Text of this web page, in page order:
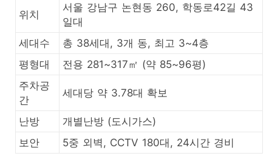
위치
서울 강남구 논현동 260, 학동로42길 43
일대
세대수
총 38세대, 3개 동, 최고 3~4층
평형대
전용 281~317㎡ (약 85~96평)
주차공
간
세대당 약 3.78대 확보
난방
개별난방 (도시가스)
보안
5중 외벽, CCTV 180대, 24시간 경비